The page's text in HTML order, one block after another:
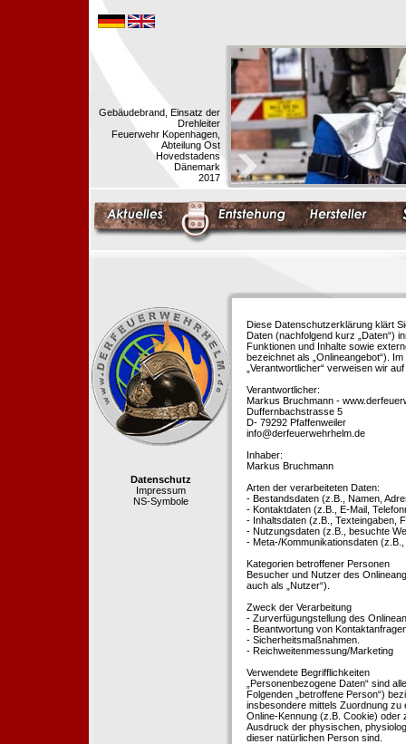
Gebäudebrand, Einsatz der
Drehleiter
Feuerwehr Kopenhagen,
Abteilung Ost
Hovedstadens
Dänemark
2017
Datenschutz
Impressum
NS-Symbole
Diese Datenschutzerklärung klärt
Daten (nachfolgend kurz „Daten“)
Funktionen und Inhalte sowie
bezeichnet als „Onlineangebot“).
„Verantwortlicher“ verweisen wir
Verantwortlicher:
Markus Bruchmann -
Duffernbachstrasse 5
D- 79292 Pfaffenweiler
info@derfeuerwehrhelm.de
Inhaber:
Markus Bruchmann
Arten der verarbeiteten Daten:
- Bestandsdaten (z.B., Namen,
- Kontaktdaten (z.B., E-Mail,
- Inhaltsdaten (z.B., Texteingaben,
- Nutzungsdaten (z.B., besuchte
- Meta-/Kommunikationsdaten
Kategorien betroffener Personen
Besucher und Nutzer des
auch als „Nutzer“).
Zweck der Verarbeitung
- Zurverfügungstellung des
- Beantwortung von
- Sicherheitsmaßnahmen.
- Reichweitenmessung/Marketing
Verwendete Begrifflichkeiten
„Personenbezogene Daten“ sind
Folgenden „betroffene Person“)
insbesondere mittels Zuordnung zu
Online-Kennung (z.B. Cookie) oder
Ausdruck der physischen,
dieser natürlichen Person sind.